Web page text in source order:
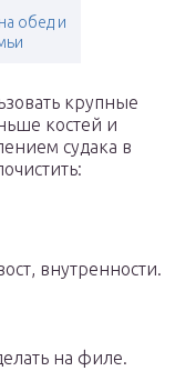
обед и
крупные
костей и
судака в
внутренности.
на филе.